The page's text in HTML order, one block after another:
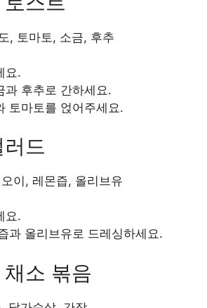
, 토마토, 소금, 후추
요.
과 후추로 간하세요.
토마토를 얹어주세요.
드
이, 레몬즙, 올리브유
요.
과 올리브유로 드레싱하세요.
소 볶음